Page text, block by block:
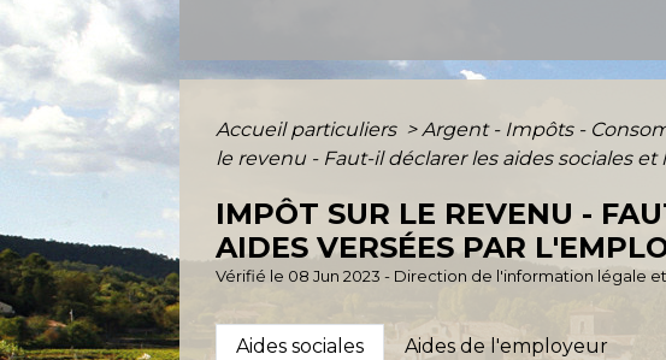
Accueil particuliers > Argent - Impôts -
le revenu - Faut-il déclarer les aides sociales
IMPÔT SUR LE REVENU -
AIDES VERSÉES PAR
Vérifié le 08 Jun 2023 - Direction de l'information légale
Aides sociales Aides de l'employeur